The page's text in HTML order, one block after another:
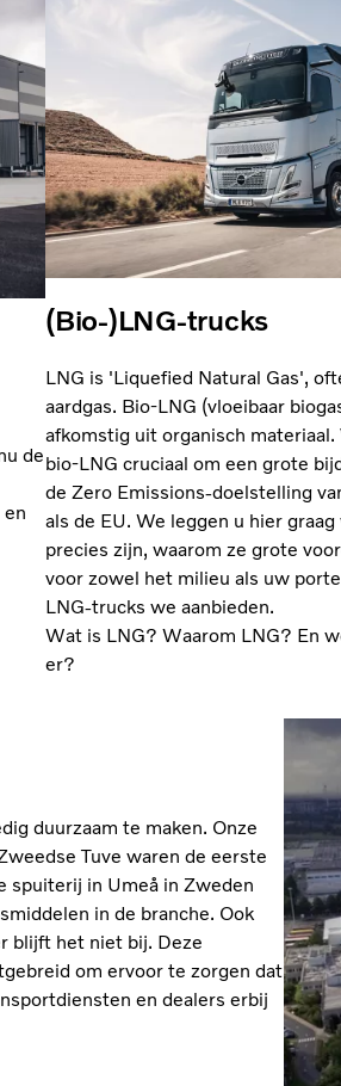
de
(Bio-)LNG-trucks
LNG is 'Liquefied Natural Gas',
aardgas. Bio-LNG (vloeibaar
afkomstig uit organisch materiaal.
bio-LNG cruciaal om een grote
de Zero Emissions-doelstelling
als de EU. We leggen u hier
precies zijn, waarom ze grote
voor zowel het milieu als uw
LNG-trucks we aanbieden.
Wat is LNG? Waarom LNG? En
er?
duurzaam te maken. Onze
Tuve waren de eerste
spuiterij in Umeå in Zweden
in de branche. Ook
blijft het niet bij. Deze
om ervoor te zorgen dat
en dealers erbij